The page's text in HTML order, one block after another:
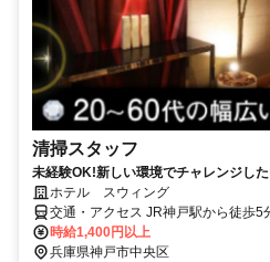
清掃スタッフ
未経験OK!新しい環境でチャレンジし
ホテル スウィング
交通・アクセス JR神戸駅から徒歩5
時給1,400円以上
兵庫県神戸市中央区